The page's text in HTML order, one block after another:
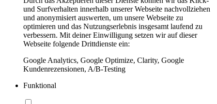
und Surfverhalten innerhalb unserer Webseite nachvollziehen
und anonymisiert auswerten, um unsere Webseite zu
optimieren und das Nutzungserlebnis insgesamt laufend zu
verbessern. Mit deiner Einwilligung setzen wir auf dieser
Webseite folgende Drittdienste ein:
Google Analytics, Google Optimize, Clarity, Google
Kundenrezensionen, A/B-Testing
Funktional